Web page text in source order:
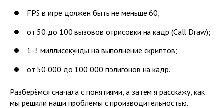
FPS в игре должен быть не меньше 60;
от 50 до 100 вызовов отрисовки на кадр (Call Draw);
1-3 миллисекунды на выполнение скриптов;
от 50 000 до 100 000 полигонов на кадр.
Разберёмся сначала с понятиями, а затем я расскажу, как
мы решили наши проблемы с производительностью.